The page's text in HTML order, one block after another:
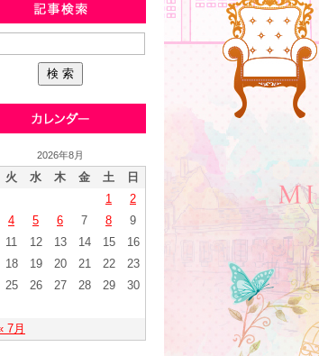
2026年8月
火 水 木 金 土 日
7月
1
2
4 5 6 7 8
9
11 12 13 14 15
16
18 19 20 21 22
23
25 26 27 28 29
30